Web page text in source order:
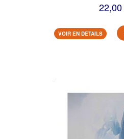
VOIR EN DETAILS